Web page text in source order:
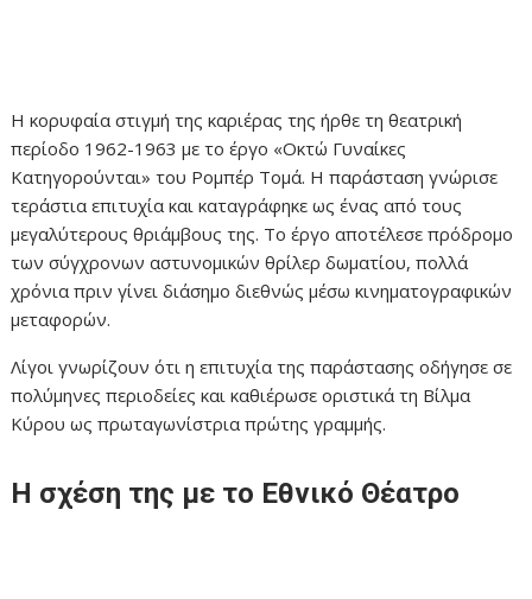
Η κορυφαία στιγμή της καριέρας της ήρθε τη θεατρική
περίοδο 1962-1963 με το έργο «Οκτώ Γυναίκες
Κατηγορούνται» του Ρομπέρ Τομά. Η παράσταση γνώρισε
τεράστια επιτυχία και καταγράφηκε ως ένας από τους
μεγαλύτερους θριάμβους της. Το έργο αποτέλεσε πρόδρομο
των σύγχρονων αστυνομικών θρίλερ δωματίου, πολλά
χρόνια πριν γίνει διάσημο διεθνώς μέσω κινηματογραφικών
μεταφορών.
Λίγοι γνωρίζουν ότι η επιτυχία της παράστασης οδήγησε σε
πολύμηνες περιοδείες και καθιέρωσε οριστικά τη Βίλμα
Κύρου ως πρωταγωνίστρια πρώτης γραμμής.
Η σχέση της με το Εθνικό Θέατρο